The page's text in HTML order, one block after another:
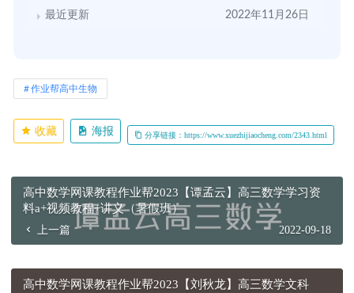
最近更新 2022年11月26日
作业帮高中生物
收藏 海报 分享链接：https://www.xuezhijiaocheng.com/2343.html
高中数学网课教程作业帮2023【谭孟云】高三数学学习资
料a+视频教程+讲义（暑假班）
上一篇 2022-09-18
高中数学网课教程作业帮2023【刘秋龙】高三数学文科